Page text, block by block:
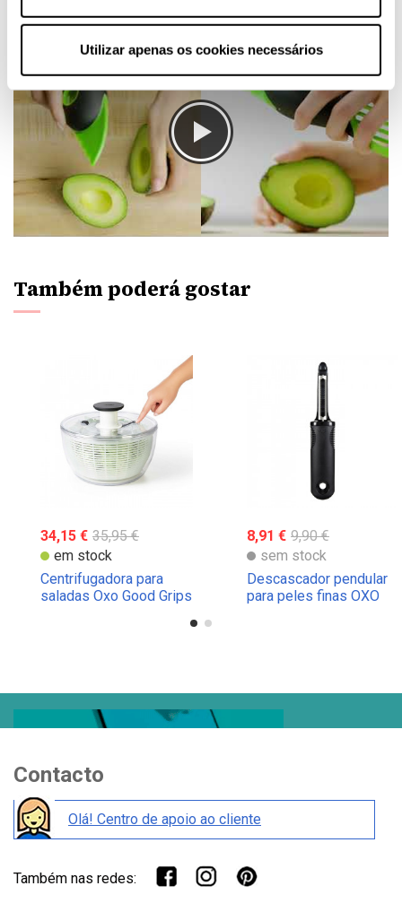
Utilizar apenas os cookies necessários
Também poderá gostar
34,15 € 35,95 €
em stock
Centrifugadora para
saladas Oxo Good Grips
8,91 € 9,90 €
sem stock
Descascador pendular
para peles finas OXO
Contacto
Olá! Centro de apoio ao cliente
Também nas redes: